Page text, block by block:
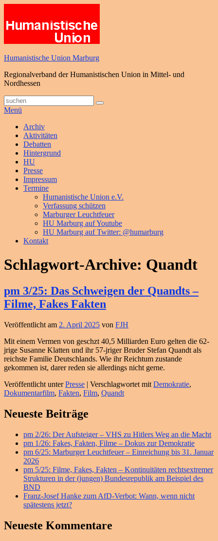
springen
Humanistische Union Marburg
Regionalverband der Humanistischen Union in Mittel- und
Nordhessen
Suche
nach:
Suchen
Menü
Primäres
Menü
Archiv
Aktivitäten
Debatten
Hintergrund
HU
Presse
Impressum
Termine
Humanistische Union e.V.
Verfassung schützen
Marburger Leuchtfeuer
HU Marburg auf Youtube
HU Marburg auf Twitter: @humarburg
Kontakt
Schlagwort-Archive: Quandt
pm 3/25: Das Schweigen der Quandts –
Filme, Fakes Fakten
Veröffentlicht am 2. April 2025 von FJH
Mit einem Vermen von geschzt 40,5 Milliarden Euro gelten die 62-
jrige Susanne Klatten und ihr 57-jriger Bruder Stefan Quandt als
reichste Familie Deutschlands. Wie ihr Reichtum zustande
gekommen ist, darer reden sie allerdings nicht gerne.
Veröffentlicht unter Presse | Verschlagwortet mit Demokratie,
Dokumentarfilm, Fakten, Film, Quandt
Primärer
Widget-
Bereich
Neueste Beiträge
pm 2/26: Der Aufsteiger – VHS zu Hitlers Weg an die Macht
pm 1/26: Fakes, Fakten, Filme – Dokus zur Demokratie
pm 6/25: Marburger Leuchtfeuer – Einreichung bis 31. Januar
2026
pm 5/25: Filme, Fakes, Fakten – Kontinuitäten rechtsextremer
Strukturen in der (jungen) Bundesrepublik am Beispiel des
BND
Franz-Josef Hanke zum AfD-Verbot: Wann, wenn nicht
spätestens jetzt?
Neueste Kommentare